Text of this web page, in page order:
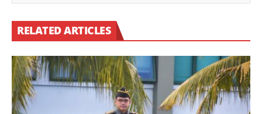
RELATED ARTICLES